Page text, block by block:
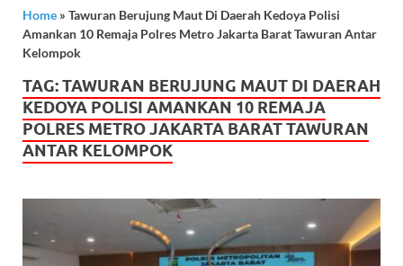
Home » Tawuran Berujung Maut Di Daerah Kedoya Polisi
Amankan 10 Remaja Polres Metro Jakarta Barat Tawuran Antar
Kelompok
TAG:TAWURAN BERUJUNG MAUT DI DAERAH
KEDOYA POLISI AMANKAN 10 REMAJA
POLRES METRO JAKARTA BARAT TAWURAN
ANTAR KELOMPOK